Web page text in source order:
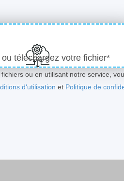
téléchargez votre fichier*
ou en utilisant notre service,
d'utilisation et Politique de